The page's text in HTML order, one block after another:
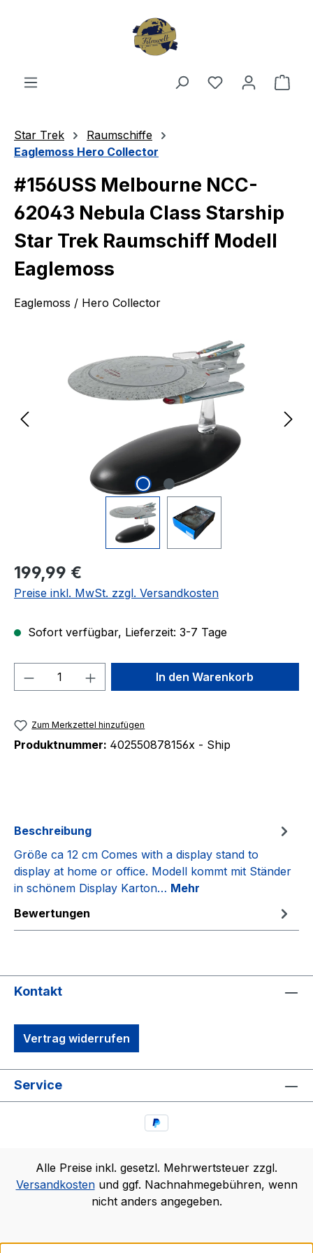
Du hast 0
Star Trek
Raumschiffe
Eaglemoss Hero Collector
#156USS Melbourne NCC-
62043 Nebula Class Starship
Star Trek Raumschiff Modell
Eaglemoss
Eaglemoss / Hero Collector
Regulärer Preis:
199,99 €
Preise inkl. MwSt. zzgl. Versandkosten
Sofort verfügbar, Lieferzeit: 3-7 Tage
Produkt Anzahl: Gib denIn den Warenkorb
Zum Merkzettel hinzufügen
Produktnummer: 402550878156x - Ship
Beschreibung
Größe ca 12 cm Comes with a display stand to
display at home or office. Modell kommt mit Ständer
in schönem Display Karton… Mehr
Bewertungen
Kontakt
Vertrag widerrufen
Service
Alle Preise inkl. gesetzl. Mehrwertsteuer zzgl.
Versandkostenund ggf. Nachnahmegebühren, wenn
nicht anders angegeben.